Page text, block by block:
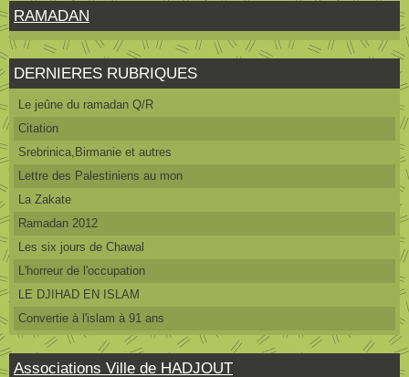
RAMADAN
DERNIERES RUBRIQUES
Le jeûne du ramadan Q/R
Citation
Srebrinica,Birmanie et autres
Lettre des Palestiniens au mon
La Zakate
Ramadan 2012
Les six jours de Chawal
L'horreur de l'occupation
LE DJIHAD EN ISLAM
Convertie à l'islam à 91 ans
Associations Ville de HADJOUT